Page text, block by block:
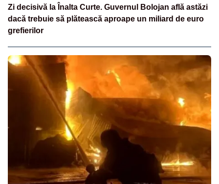
Zi decisivă la Înalta Curte. Guvernul Bolojan află astăzi
dacă trebuie să plătească aproape un miliard de euro
grefierilor